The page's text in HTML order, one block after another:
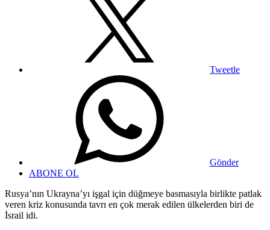
Tweetle
Gönder
ABONE OL
Rusya’nın Ukrayna’yı işgal için düğmeye basmasıyla birlikte patlak
veren kriz konusunda tavrı en çok merak edilen ülkelerden biri de
İsrail idi.